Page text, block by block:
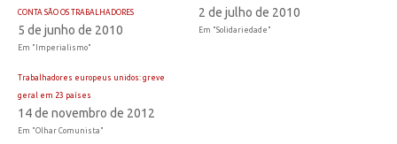
CONTA SÃO OS TRABALHADORES
5 de junho de 2010
Em "Imperialismo"
2 de julho de 2010
Em "Solidariedade"
Trabalhadores europeus unidos: greve
geral em 23 países
14 de novembro de 2012
Em "Olhar Comunista"